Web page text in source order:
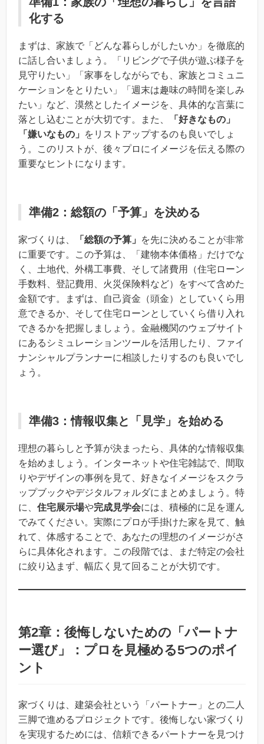
化する
まずは、家族で「どんな暮らしがしたいか」を徹底的
に話し合いましょう。「リビングで子供が遊ぶ様子を
見守りたい」「家事をしながらでも、家族とコミュニ
ケーションをとりたい」「週末は趣味の時間を楽しみ
たい」など、漠然としたイメージを、具体的な言葉に
落とし込むことが大切です。また、
「好きなもの」
「嫌いなもの」
をリストアップするのも良いでしょ
う。このリストが、後々プロにイメージを伝える際の
重要なヒントになります。
準備2：総額の「予算」を決める
家づくりは、 「総額の予算」
を先に決めることが非常
に重要です。この予算は、「建物本体価格」だけでな
く、土地代、外構工事費、そして諸費用（住宅ローン
手数料、登記費用、火災保険料など）をすべて含めた
金額です。まずは、自己資金（頭金）としていくら用
意できるか、そして住宅ローンとしていくら借り入れ
できるかを把握しましょう。金融機関のウェブサイト
にあるシミュレーションツールを活用したり、ファイ
ナンシャルプランナーに相談したりするのも良いでし
ょう。
準備3：情報収集と「見学」を始める
理想の暮らしと予算が決まったら、具体的な情報収集
を始めましょう。インターネットや住宅雑誌で、間取
りやデザインの事例を見て、好きなイメージをスクラ
ップブックやデジタルフォルダにまとめましょう。特
に、 住宅展示場や完成見学会には、積極的に足を運ん
でみてください。実際にプロが手掛けた家を見て、触
れて、体感することで、あなたの理想のイメージがさ
らに具体化されます。この段階では、まだ特定の会社
に絞り込まず、幅広く見て回ることが大切です。
第2章：後悔しないための「パートナ
ー選び」：プロを見極める5つのポイ
ント
家づくりは、建築会社という「パートナー」との二人
三脚で進めるプロジェクトです。後悔しない家づくり
を実現するためには、信頼できるパートナーを見つけ